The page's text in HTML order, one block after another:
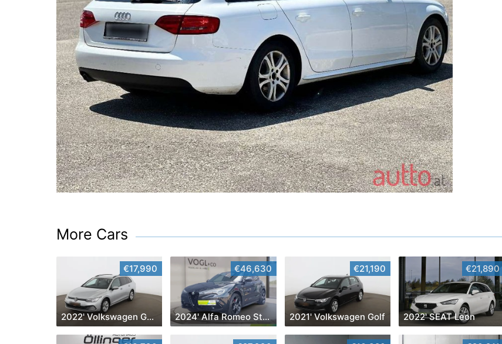
More Cars
€17,990
2022' Volkswagen Golf
€46,630
2024' Alfa Romeo Stelvio
€21,190
2021' Volkswagen Golf
€21,890
2022' SEAT Leon